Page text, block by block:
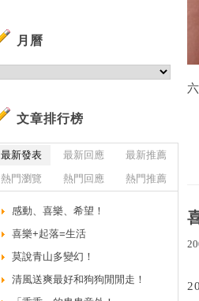
月曆
文章排行榜
最新發表 最新回應
最新推薦
熱門瀏覽
熱門回應 熱門推薦
感動、喜樂、希望！
喜樂+起落=生活
莫說青山多變幻！
清風送爽最好和狗狗閒閒走！